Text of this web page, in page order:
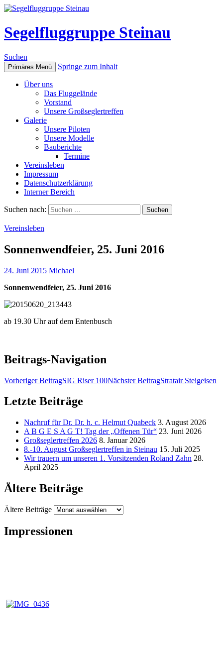
Segelfluggruppe Steinau
Suchen
Primäres Menü Springe zum Inhalt
Über uns
Das Fluggelände
Vorstand
Unsere Großseglertreffen
Galerie
Unsere Piloten
Unsere Modelle
Bauberichte
Termine
Vereinsleben
Impressum
Datenschutzerklärung
Interner Bereich
Suchen nach:
Vereinsleben
Sonnenwendfeier, 25. Juni 2016
24. Juni 2015 Michael
Sonnenwendfeier, 25. Juni 2016
ab 19.30 Uhr auf dem Entenbusch
Beitrags-Navigation
Vorheriger BeitragSIG Riser 100Nächster BeitragStratair Steigeisen
Letzte Beiträge
Nachruf für Dr. Dr. h. c. Helmut Quabeck 3. August 2026
A B G E S A G T! Tag der „Offenen Tür“ 23. Juni 2026
Großseglertreffen 2026 8. Januar 2026
8.-10. August Großseglertreffen in Steinau 15. Juli 2025
Wir trauern um unseren 1. Vorsitzenden Roland Zahn 28.
April 2025
Ältere Beiträge
Ältere Beiträge
Impressionen